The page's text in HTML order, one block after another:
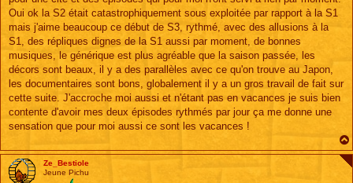
Oui ok la S2 était catastrophiquement sous exploitée par rapport à la S1
mais j'aime beaucoup ce début de S3, rythmé, avec des allusions à la
S1, des répliques dignes de la S1 aussi par moment, de bonnes
musiques, le générique est plus agréable que la saison passée, les
décors sont beaux, il y a des parallèles avec ce qu'on trouve au Japon,
les documentaires sont bons, globalement il y a un gros travail de fait sur
cette suite. J'accroche moi aussi et n'étant pas en vacances je suis bien
contente d'avoir mes deux épisodes rythmés par jour ça me donne une
sensation que pour moi aussi ce sont les vacances !
Ze_Bestiole
Jeune Pichu